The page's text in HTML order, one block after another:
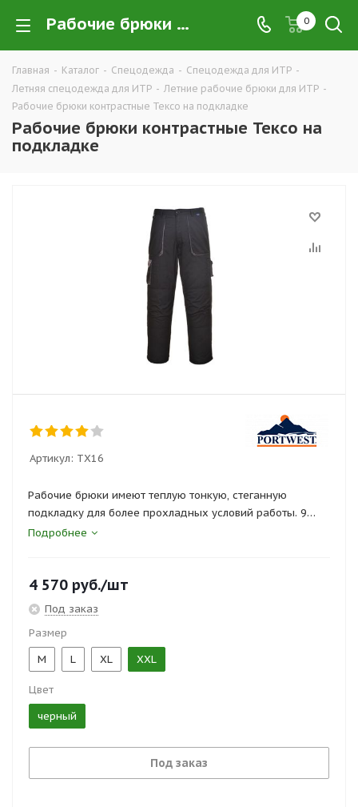
Рабочие брюки контрастные Тексо на подкладке купить в Екатеринбурге оптом и в розницу — интернет-магазин летней рабочей одежды для ИТР и руководящего состава компании ТД УРАЛСИЗ 0
Главная - Каталог - Спецодежда - Спецодежда для ИТР -
Летняя спецодежда для ИТР - Летние рабочие брюки для ИТР -
Рабочие брюки контрастные Тексо на подкладке
Рабочие брюки контрастные Тексо на
подкладке
Артикул: TX16
Рабочие брюки имеют теплую тонкую, стеганную
подкладку для более прохладных условий работы. 9
карманов для хранения, два задних накладных
Сертификаты и госты:
ТР ТС 019/2011
Подробнее
4 570 руб./шт
Под заказ
Размер
M
L XL XXL
Цвет
черный
Под заказ